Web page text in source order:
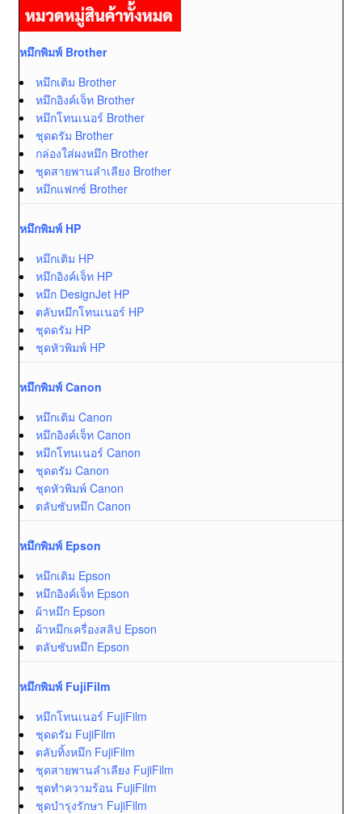
หมึกพิมพ์ Brother
หมึกเติม Brother
หมึกอิงค์เจ็ท Brother
หมึกโทนเนอร์ Brother
ชุดดรัม Brother
กล่องใส่ผงหมึก Brother
ชุดสายพานลำเลียง Brother
หมึกแฟกซ์ Brother
หมึกพิมพ์ HP
หมึกเติม HP
หมึกอิงค์เจ็ท HP
หมึก DesignJet HP
ตลับหมึกโทนเนอร์ HP
ชุดดรัม HP
ชุดหัวพิมพ์ HP
หมึกพิมพ์ Canon
หมึกเติม Canon
หมึกอิงค์เจ็ท Canon
หมึกโทนเนอร์ Canon
ชุดดรัม Canon
ชุดหัวพิมพ์ Canon
ตลับซับหมึก Canon
หมึกพิมพ์ Epson
หมึกเติม Epson
หมึกอิงค์เจ็ท Epson
ผ้าหมึก Epson
ผ้าหมึกเครื่องสลิป Epson
ตลับซับหมึก Epson
หมึกพิมพ์ FujiFilm
หมึกโทนเนอร์ FujiFilm
ชุดดรัม FujiFilm
ตลับทิ้งหมึก FujiFilm
ชุดสายพานลำเลียง FujiFilm
ชุดทำความร้อน FujiFilm
ชุดบำรุงรักษา FujiFilm